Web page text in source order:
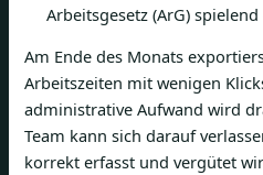
Arbeitsgesetz (ArG)
Am Ende des Monats
Arbeitszeiten mit wenigen
administrative Aufwand wird
Team kann sich darauf
korrekt erfasst und vergütet